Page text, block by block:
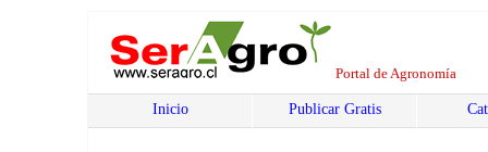
Portal de Agronomía
Inicio Publicar Gratis